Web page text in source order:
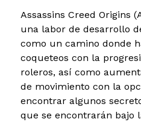
Assassins Creed Origins
una labor de desarrollo
como un camino donde
coqueteos con la
roleros, así como
de movimiento con la
encontrar algunos
que se encontrarán bajo